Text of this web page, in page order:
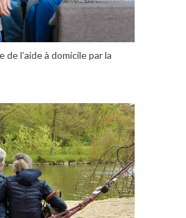
de l’aide à domicile par la